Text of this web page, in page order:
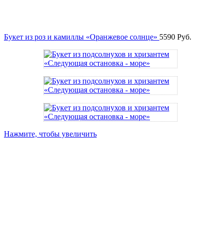
Букет из роз и камиллы «Оранжевое солнце» 5590 Руб.
Нажмите, чтобы увеличить